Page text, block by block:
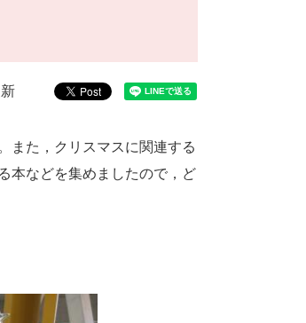
た，クリスマスに関連する
本などを集めましたので，ど